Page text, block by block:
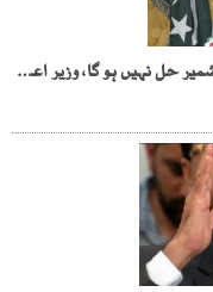
موجودہ پالیسی سے700 سال میں بھی مسئلہ کشمیر حل نہیں ہو گا، وزیر اعظم آزاد کشمیر